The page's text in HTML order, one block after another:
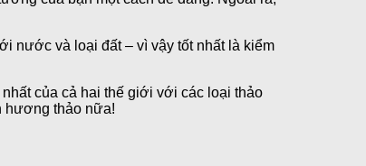
nước và loại đất – vì vậy tốt nhất là kiểm
của cả hai thế giới với các loại thảo
hương thảo nữa!